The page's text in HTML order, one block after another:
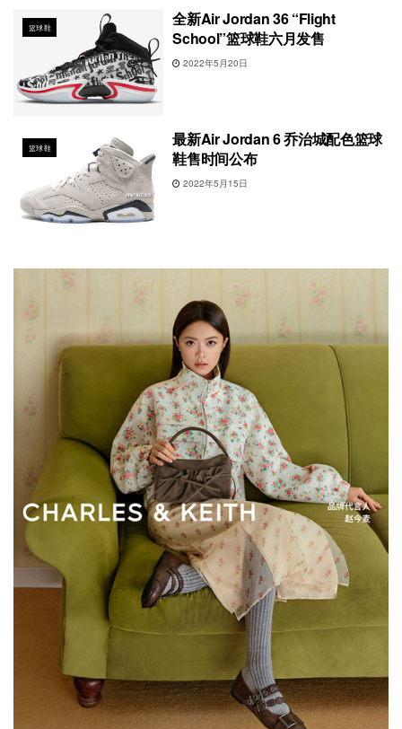
篮球鞋
全新Air Jordan 36 “Flight
School”篮球鞋六月发售
2022年5月20日
篮球鞋
最新Air Jordan 6 乔治城配色篮球
鞋售时间公布
2022年5月15日